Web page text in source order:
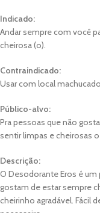
Indicado:
Andar sempre com você
cheirosa (o).
Contraindicado:
Usar com local
Público-alvo:
Pra pessoas que não
sentir limpas e cheirosas
Descrição:
O Desodorante Eros é
gostam de estar sempre
cheirinho agradável. Fácil